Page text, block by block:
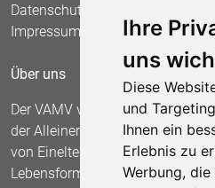
Ihre
uns
Diese
und
Ihnen ein
Erlebnis zu
Werbung, die
Datenschutz
Impressum
Über uns
Der VAMV vertritt seit 1967 die
der Alleinerziehenden und
von Einelternfamilien als
Lebensform.